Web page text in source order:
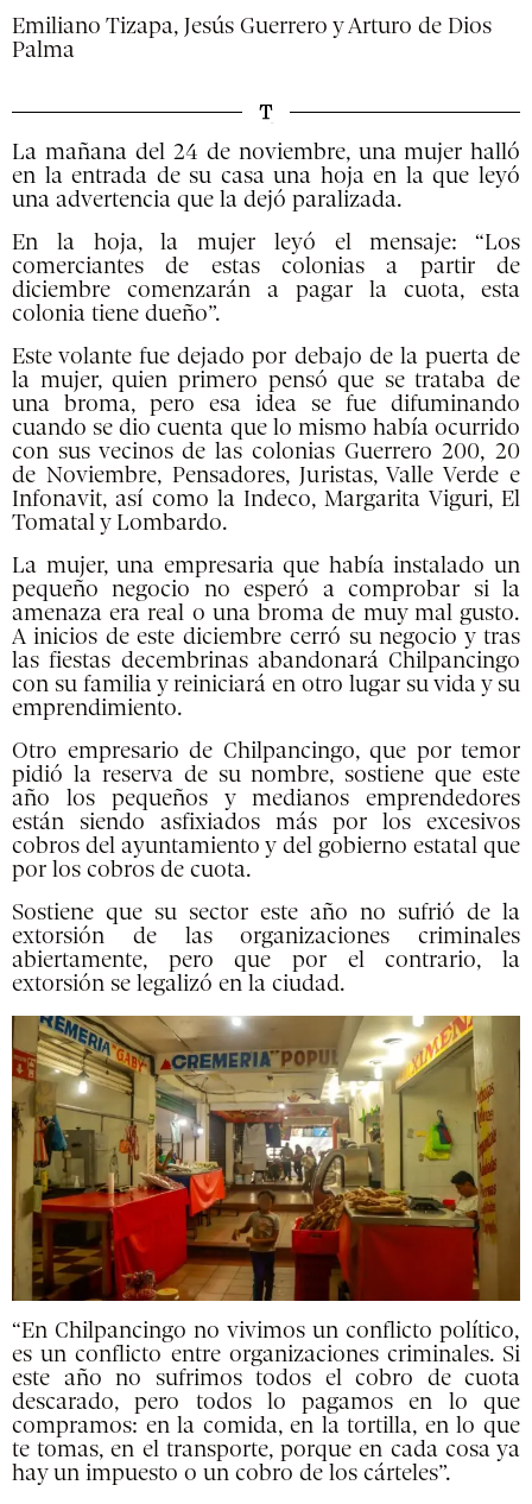
Emiliano Tizapa, Jesús Guerrero y Arturo de Dios
Palma
La mañana del 24 de noviembre, una mujer halló
en la entrada de su casa una hoja en la que leyó
una advertencia que la dejó paralizada.
En la hoja, la mujer leyó el mensaje: “Los
comerciantes de estas colonias a partir de
diciembre comenzarán a pagar la cuota, esta
colonia tiene dueño”.
Este volante fue dejado por debajo de la puerta de
la mujer, quien primero pensó que se trataba de
una broma, pero esa idea se fue difuminando
cuando se dio cuenta que lo mismo había ocurrido
con sus vecinos de las colonias Guerrero 200, 20
de Noviembre, Pensadores, Juristas, Valle Verde e
Infonavit, así como la Indeco, Margarita Viguri, El
Tomatal y Lombardo.
La mujer, una empresaria que había instalado un
pequeño negocio no esperó a comprobar si la
amenaza era real o una broma de muy mal gusto.
A inicios de este diciembre cerró su negocio y tras
las fiestas decembrinas abandonará Chilpancingo
con su familia y reiniciará en otro lugar su vida y su
emprendimiento.
Otro empresario de Chilpancingo, que por temor
pidió la reserva de su nombre, sostiene que este
año los pequeños y medianos emprendedores
están siendo asfixiados más por los excesivos
cobros del ayuntamiento y del gobierno estatal que
por los cobros de cuota.
Sostiene que su sector este año no sufrió de la
extorsión de las organizaciones criminales
abiertamente, pero que por el contrario, la
extorsión se legalizó en la ciudad.
“En Chilpancingo no vivimos un conflicto político,
es un conflicto entre organizaciones criminales. Si
este año no sufrimos todos el cobro de cuota
descarado, pero todos lo pagamos en lo que
compramos: en la comida, en la tortilla, en lo que
te tomas, en el transporte, porque en cada cosa ya
hay un impuesto o un cobro de los cárteles”.